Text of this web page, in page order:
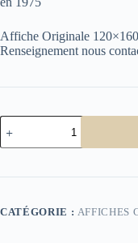
Affiche Originale 120×160
Renseignement nous
quantité
de
Le
CATÉGORIE : AFFICHES